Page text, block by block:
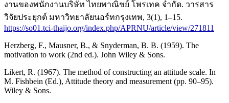
งานของพนักงานบริษัท ไทยพาณิชย์ โพรเทค จำกัด. วารสาร
วิจัยประยุกต์ มหาวิทยาลัยนอร์ทกรุงเทพ, 3(1), 1–15.
https://so01.tci-thaijo.org/index.php/APRNU/article/view/271811
Herzberg, F., Mausner, B., & Snyderman, B. B. (1959). The
motivation to work (2nd ed.). John Wiley & Sons.
Likert, R. (1967). The method of constructing an attitude scale. In
M. Fishbein (Ed.), Attitude theory and measurement (pp. 90–95).
Wiley & Sons.